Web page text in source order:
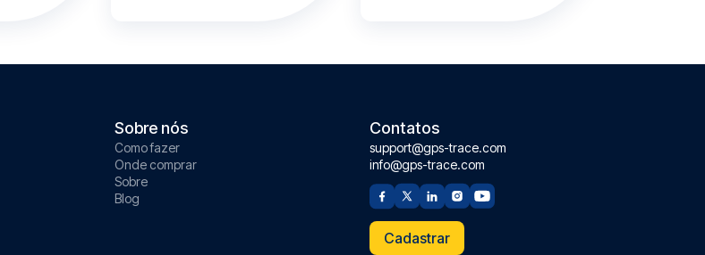
Sobre nós
Como fazer
Onde comprar
Sobre
Blog
Contatos
support@gps-trace.com
info@gps-trace.com
Cadastrar